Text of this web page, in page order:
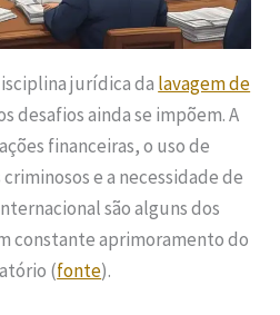
jurídica da lavagem de
desafios ainda se impõem. A
financeiras, o uso de
e a necessidade de
são alguns dos
constante aprimoramento do
(fonte).